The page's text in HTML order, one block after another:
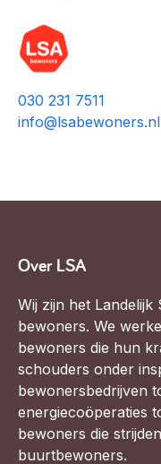
030 231 7511
info@lsabewoners.nl
Over LSA
Wij zijn het
bewoners. We
bewoners die hun
schouders onder
bewonersbedrijven
energiecoöperaties
bewoners die
buurtbewoners.